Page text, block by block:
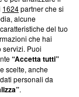
impegniamo a
aderenza a
non è
di farne
verifica di
1624partner che si
alcune
del tuo
che hai
servizi. Puoi
“Accetta tutti”
scelte, anche
personali da
.